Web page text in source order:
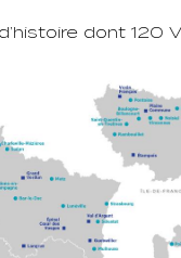
dont 120